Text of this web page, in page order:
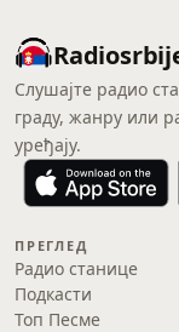
Слушајте радио
граду, жанру или
уређају.
ПРЕГЛЕД
Радио станице
Подкасти
Топ Песме